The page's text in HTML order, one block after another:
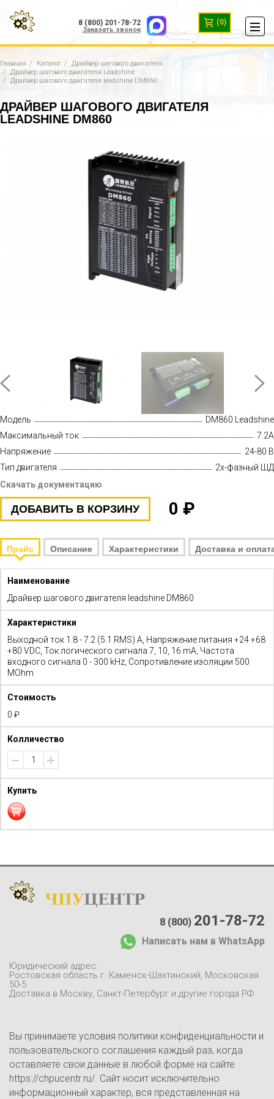
8 (800) 201-78-72
Заказать звонок
(0)
Главная Каталог
Драйвер шагового двигателя
Драйвер шагового двигателя Leadshine
Драйвер шагового двигателя leadshine DM860
ДРАЙВЕР ШАГОВОГО ДВИГАТЕЛЯ
LEADSHINE DM860
Модель
DM860 Leadshine
Максимальный ток
7.2A
Напряжение
24-80 В
Тип двигателя
2х-фазный ШД
Скачать документацию
ДОБАВИТЬ В КОРЗИНУ 0 ₽
Прайс Описание Характеристики Доставка и
Драйвер шагового двигателя leadshine DM860
Выходной ток 1.8 - 7.2 (5.1 RMS) A, Напряжение питания +24 +68
+80 VDC, Ток логического сигнала 7, 10, 16 mA, Частота
входного сигнала 0 - 300 kHz, Сопротивление изоляции 500
MOhm
0 ₽
ЧПУЦЕНТР
Доставка и оплата
Контакты
8 (800) 201-78-72
Написать нам в WhatsApp
Юридический адрес:
Ростовская область г. Каменск-Шахтинский, Московская
50-5
Доставка в Москву, Санкт-Петербург и другие города РФ
Вы принимаете условия политики конфиденциальности и
пользовательского соглашения каждый раз, когда
оставляете свои данные в любой форме на сайте
https://chpucentr.ru/. Сайт носит исключительно
информационный характер, вся представленная на